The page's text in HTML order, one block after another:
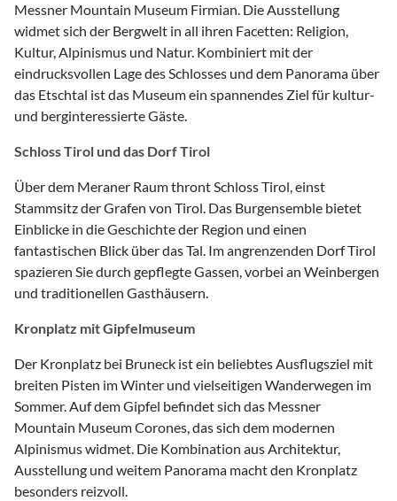
Messner Mountain Museum Firmian. Die Ausstellung
widmet sich der Bergwelt in all ihren Facetten: Religion,
Kultur, Alpinismus und Natur. Kombiniert mit der
eindrucksvollen Lage des Schlosses und dem Panorama über
das Etschtal ist das Museum ein spannendes Ziel für kultur-
und berginteressierte Gäste.
Schloss Tirol und das Dorf Tirol
Über dem Meraner Raum thront Schloss Tirol, einst
Stammsitz der Grafen von Tirol. Das Burgensemble bietet
Einblicke in die Geschichte der Region und einen
fantastischen Blick über das Tal. Im angrenzenden Dorf Tirol
spazieren Sie durch gepflegte Gassen, vorbei an Weinbergen
und traditionellen Gasthäusern.
Kronplatz mit Gipfelmuseum
Der Kronplatz bei Bruneck ist ein beliebtes Ausflugsziel mit
breiten Pisten im Winter und vielseitigen Wanderwegen im
Sommer. Auf dem Gipfel befindet sich das Messner
Mountain Museum Corones, das sich dem modernen
Alpinismus widmet. Die Kombination aus Architektur,
Ausstellung und weitem Panorama macht den Kronplatz
besonders reizvoll.